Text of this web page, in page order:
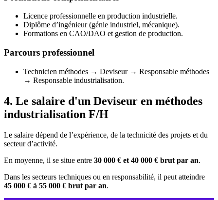
Licence professionnelle en production industrielle.
Diplôme d’ingénieur (génie industriel, mécanique).
Formations en CAO/DAO et gestion de production.
Parcours professionnel
Technicien méthodes → Deviseur → Responsable méthodes
→ Responsable industrialisation.
4. Le salaire d'un Deviseur en méthodes
industrialisation F/H
Le salaire dépend de l’expérience, de la technicité des projets et du
secteur d’activité.
En moyenne, il se situe entre 30 000 € et 40 000 € brut par an.
Dans les secteurs techniques ou en responsabilité, il peut atteindre
45 000 € à 55 000 € brut par an.